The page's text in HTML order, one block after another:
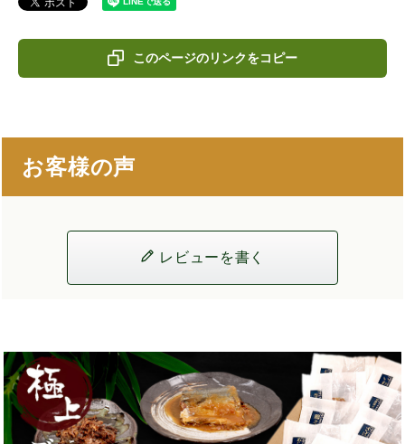
このページのリンクをコピー
お客様の声
レビューを書く